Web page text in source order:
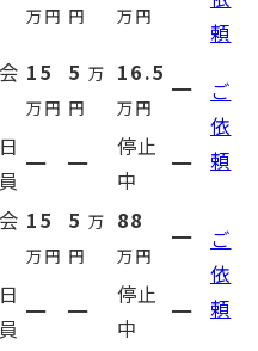
万円 円 万円
頼
15
万円
5 万
円
16.5
万円
━
ご
依
頼
━ ━
停止
中
━
15
万円
5 万
円
88
万円
━
ご
依
頼
━ ━
停止
中
━